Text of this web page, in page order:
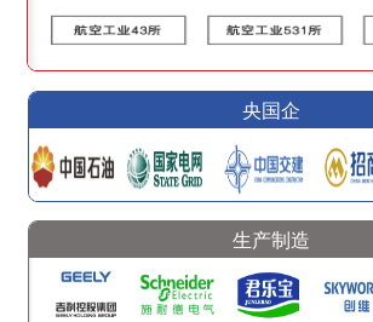
央国企
生产制造